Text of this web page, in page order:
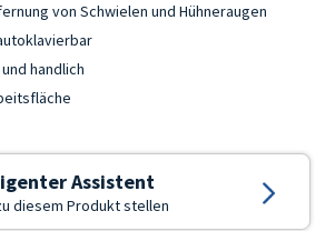
von Schwielen und Hühneraugen
handlich
Assistent
diesem Produkt stellen